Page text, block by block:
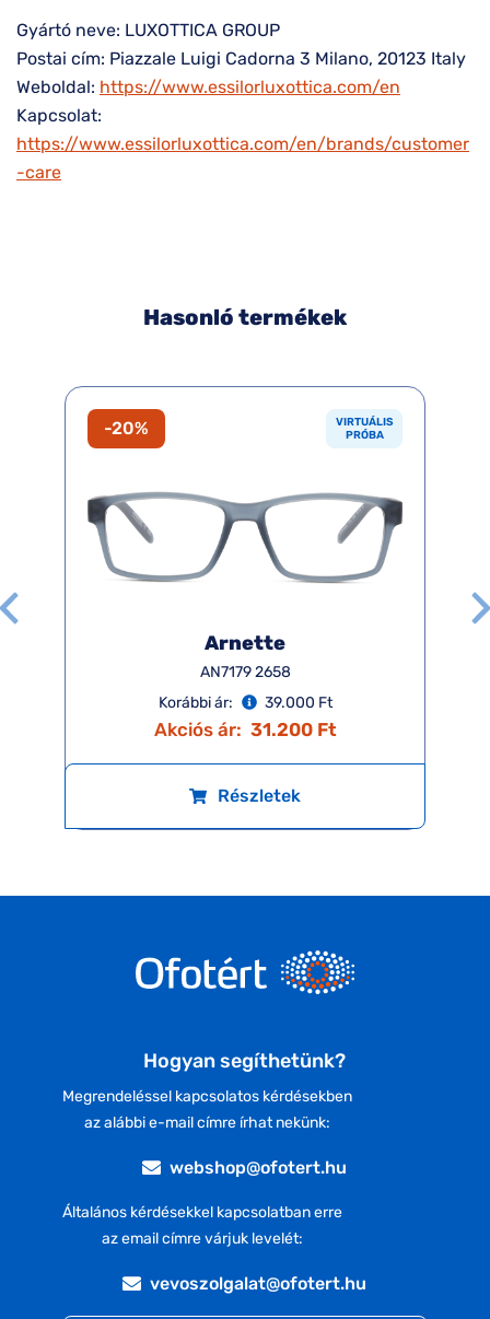
Gyártó neve: LUXOTTICA GROUP
Postai cím: Piazzale Luigi Cadorna 3 Milano, 20123 Italy
Weboldal: https://www.essilorluxottica.com/en
Kapcsolat:
https://www.essilorluxottica.com/en/brands/customer
-care
Hasonló termékek
-20%
VIRTUÁLIS
PRÓBA
Arnette
AN7179 2658
Korábbi ár:
39.000 Ft
Akciós ár: 31.200 Ft
Részletek
Hogyan segíthetünk?
Megrendeléssel kapcsolatos kérdésekben
az alábbi e-mail címre írhat nekünk:
webshop@ofotert.hu
Általános kérdésekkel kapcsolatban erre
az email címre várjuk levelét:
vevoszolgalat@ofotert.hu